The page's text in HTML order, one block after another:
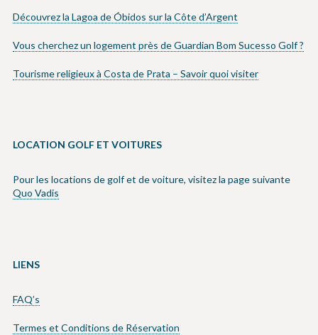
Découvrez la Lagoa de Óbidos sur la Côte d’Argent
Vous cherchez un logement près de Guardian Bom Sucesso Golf ?
Tourisme religieux à Costa de Prata – Savoir quoi visiter
LOCATION GOLF ET VOITURES
Pour les locations de golf et de voiture, visitez la page suivante
Quo Vadis
LIENS
FAQ’s
Termes et Conditions de Réservation